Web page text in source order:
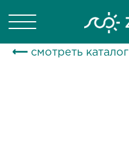
⟵ смотреть каталог